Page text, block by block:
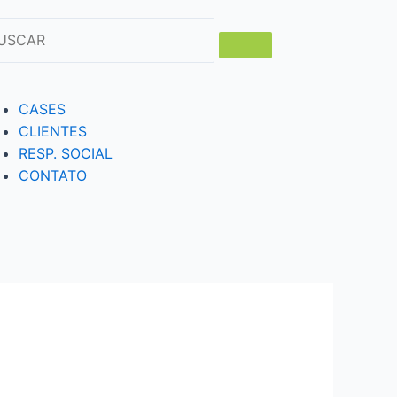
CASES
CLIENTES
RESP. SOCIAL
CONTATO